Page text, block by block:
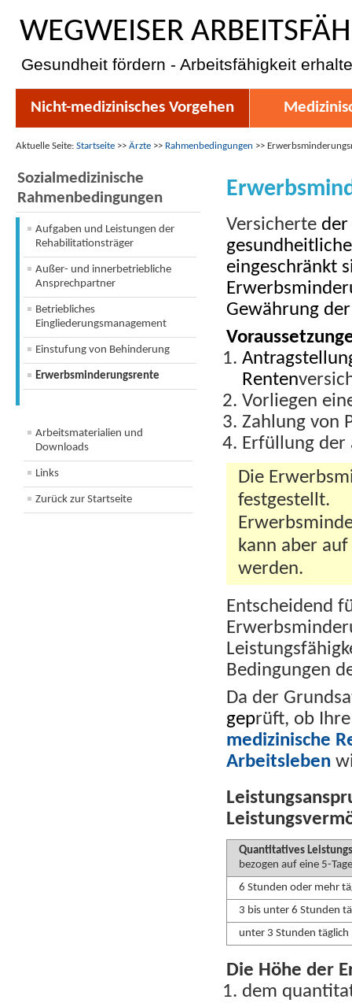
WEGWEISER
Gesundheit fördern - Arbeitsfähigkeit
Nicht-medizinisches Vorgehen
Aktuelle Seite: Startseite >> Ärzte >> Rahmenbedingungen >>
Sozialmedizinische
Rahmenbedingungen
Aufgaben und Leistungen der
Rehabilitationsträger
Außer- und innerbetriebliche
Ansprechpartner
Betriebliches
Eingliederungsmanagement
Einstufung von Behinderung
Erwerbsminderungsrente
Arbeitsmaterialien und
Downloads
Links
Zurück zur Startseite
Versicherte
eingeschränkt
Gewährung
Renten
Vorliegen
Zahlung von
Erfüllung der
Die
festgestellt.
kann aber
werden.
Entscheidend
Bedingungen
Da der
geprüft, ob
medizinische
Arbeitsleben
Quantitatives
bezogen auf eine 5-
6 Stunden oder mehr
3 bis unter 6 Stunden
unter 3 Stunden täglich
Die Höhe der
dem